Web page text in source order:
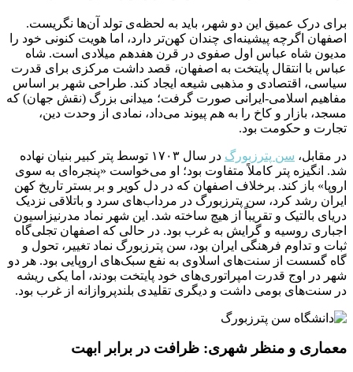
برای درک عمیق این دو شهر، باید به لحظه‌ی تولد آن‌ها نگریست.
اصفهان اگرچه پیشینه‌ای چندان کهن‌تر دارد، اما هویت کنونی خود را
مدیون شاه عباس اول صفوی در قرن هفدهم میلادی است. شاه
عباس با انتقال پایتخت به اصفهان، قصد داشت مرکزی برای قدرت
سیاسی، اقتصادی و مذهبی شیعه ایجاد کند. طراحی شهر بر اساس
مفاهیم اسلامی-ایرانی صورت گرفت؛ میدانی بزرگ (نقش جهان) که
مسجد، بازار و کاخ را به هم پیوند می‌داد، نمادی از وحدت دین،
تجارت و حکومت بود.
در مقابل، سن پترزبورگ
در سال ۱۷۰۳ توسط پتر کبیر بنیان نهاده
شد. انگیزه پتر کاملاً متفاوت بود؛ او می‌خواست «پنجره‌ای به سوی
اروپا» باز کند. برخلاف اصفهان که در دل کویر و بر بستر تاریخ کهن
ایران رشد کرد، سن پترزبورگ در مرداب‌های سرد و باتلاقی نزدیک
دریای بالتیک و تقریباً از هیچ ساخته شد. این شهر نماد مدرنیزاسیون
اجباری روسیه و گرایش به غرب بود. در حالی که اصفهان تجلی‌گاه
ثبات و تداوم فرهنگی ایران بود، سن پترزبورگ نماد تغییر، تحول و
گاه گسست از سنت‌های اسلاوی به نفع سبک‌های اروپایی بود. هر دو
شهر در اوج قدرت امپراتوری‌های خود پایتخت بودند، اما یکی ریشه
در سنت‌های بومی داشت و دیگری تقلیدی بلندپروازانه از غرب بود.
معماری و منظر شهری: ظرافت در برابر ابهت